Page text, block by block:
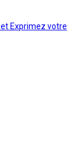
Exprimez votre